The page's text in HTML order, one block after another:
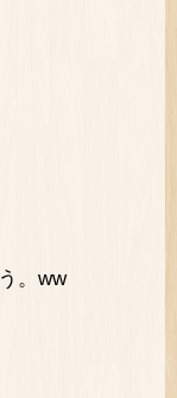
。ww